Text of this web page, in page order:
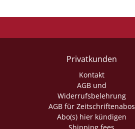
Privatkunden
Kontakt
AGB und
Widerrufsbelehrung
AGB für Zeitschriftenabos
Abo(s) hier kündigen